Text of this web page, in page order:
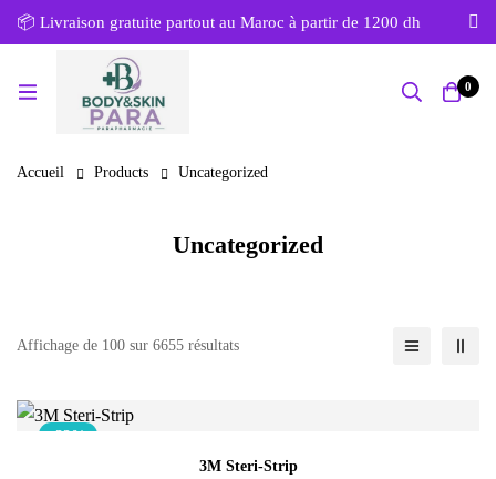
📦 Livraison gratuite partout au Maroc à partir de 1200 dh
0
Accueil Products Uncategorized
Uncategorized
Affichage de 100 sur 6655 résultats
-33%
3M Steri-Strip